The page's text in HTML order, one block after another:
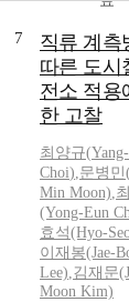
7
직류 계측
따른 도시
전소 적용
한 고찰
최양규(
Choi),문병민
Min Moon),
(Yong-Eun
효석(Hyo-
이재봉(Jae-
Lee),김재문
Moon Kim)